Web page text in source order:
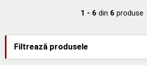
Filtrează produsele
1 - 6 din 6 produse